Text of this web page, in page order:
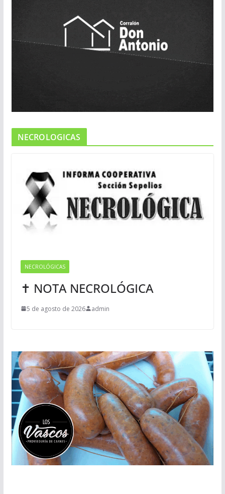
NECROLOGICAS
NECROLÓGICAS
✝ NOTA NECROLÓGICA
5 de agosto de 2026 admin